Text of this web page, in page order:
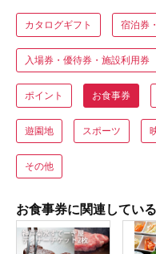
カタログギフト 宿泊券
入場券・優待券・施設利用券
ポイント お食事券
遊園地 スポーツ
その他
お食事券に関連してい